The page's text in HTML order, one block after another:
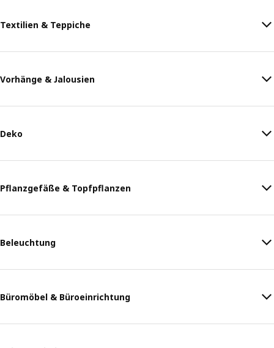
Textilien & Teppiche
Vorhänge & Jalousien
Deko
Pflanzgefäße & Topfpflanzen
Beleuchtung
Büromöbel & Büroeinrichtung